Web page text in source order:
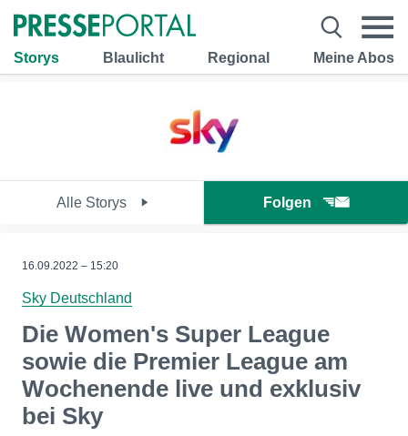
Storys Blaulicht Regional Meine Abos
Alle Storys Folgen
16.09.2022 – 15:20
Sky Deutschland
Die Women's Super League
sowie die Premier League am
Wochenende live und exklusiv
bei Sky